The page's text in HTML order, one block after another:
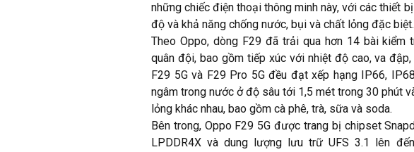
những chiếc điện thoại thông minh này, với các thiết
độ và khả năng chống nước, bụi và chất lỏng đặc biệt.
Theo Oppo, dòng F29 đã trải qua hơn 14 bài kiểm
quân đội, bao gồm tiếp xúc với nhiệt độ cao, va
F29 5G và F29 Pro 5G đều đạt xếp hạng IP66,
ngâm trong nước ở độ sâu tới 1,5 mét trong 30 phút
lỏng khác nhau, bao gồm cà phê, trà, sữa và soda.
Bên trong, Oppo F29 5G được trang bị chipset
LPDDR4X và dung lượng lưu trữ UFS 3.1 lên